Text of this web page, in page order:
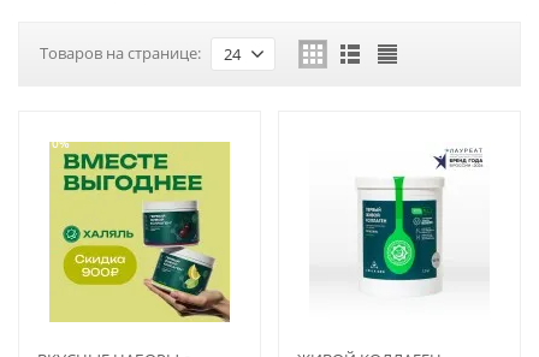
Товаров на странице: 24
-10%